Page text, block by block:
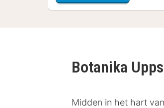
Botanika
Midden in het hart